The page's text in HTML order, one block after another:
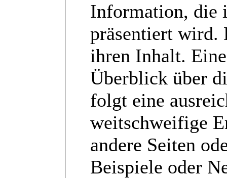
Information, die
präsentiert wird.
ihren Inhalt.
Überblick über
folgt eine
weitschweifige
andere Seiten
Beispiele oder